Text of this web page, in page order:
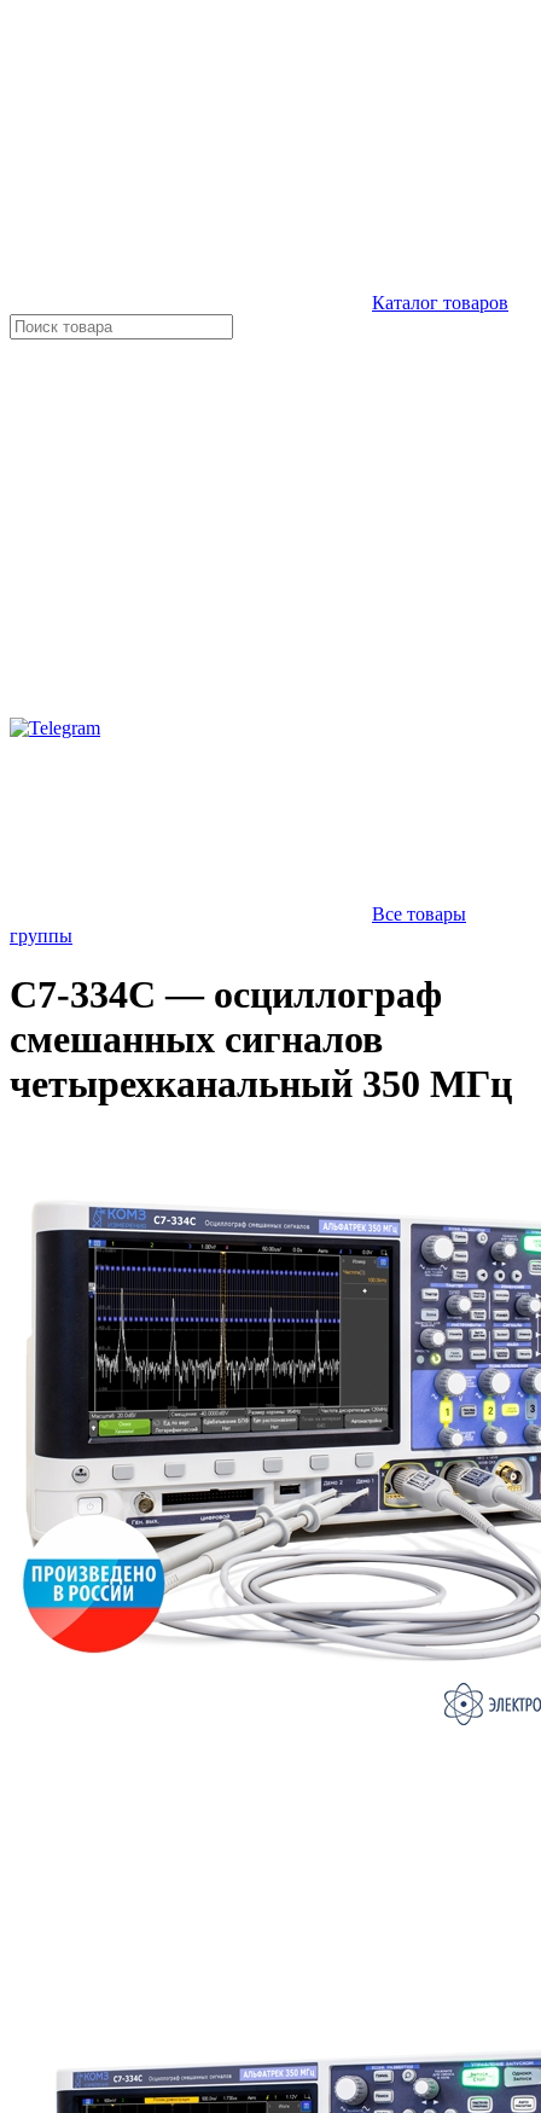
Каталог товаров
Все товары
группы
С7-334С — осциллограф
смешанных сигналов
четырехканальный 350 МГц